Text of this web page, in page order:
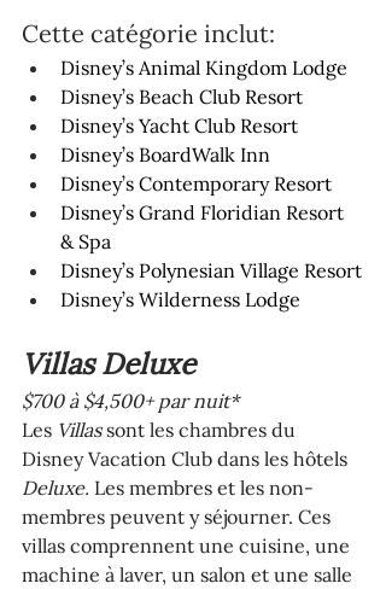
Cette catégorie inclut:
Disney’s Animal Kingdom Lodge
Disney’s Beach Club Resort
Disney’s Yacht Club Resort
Disney’s BoardWalk Inn
Disney’s Contemporary Resort
Disney’s Grand Floridian Resort
& Spa
Disney’s Polynesian Village Resort
Disney’s Wilderness Lodge
Villas Deluxe
$700 à $4,500+ par nuit*
Les Villas sont les chambres du
Disney Vacation Club dans les hôtels
Deluxe. Les membres et les non-
membres peuvent y séjourner. Ces
villas comprennent une cuisine, une
machine à laver, un salon et une salle